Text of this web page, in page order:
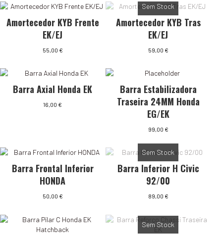
Amortecedor KYB Frente
EK/EJ
55,00 €
Sem Stock
Amortecedor KYB Tras
EK/EJ
59,00 €
Barra Axial Honda EK
16,00 €
Barra Estabilizadora
Traseira 24MM Honda
EG/EK
99,00 €
Barra Frontal Inferior
HONDA
50,00 €
Sem Stock
Barra Inferior H Civic
92/00
89,00 €
Sem Stock